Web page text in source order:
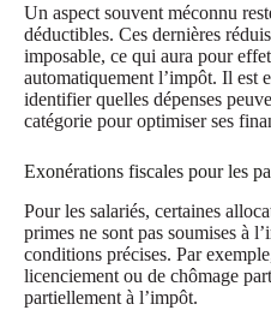
Un aspect souvent méconnu
déductibles. Ces dernières
imposable, ce qui aura pour
automatiquement l’impôt. Il est
identifier quelles dépenses
catégorie pour optimiser ses
Exonérations fiscales pour les
Pour les salariés, certaines
primes ne sont pas soumises à
conditions précises. Par
licenciement ou de chômage
partiellement à l’impôt.